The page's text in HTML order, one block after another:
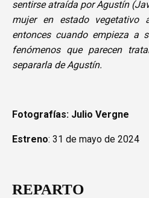
sentirse atraída por Agustín
mujer en estado
entonces cuando empieza a
fenómenos que parecen
separarla de Agustín.
Fotografías: Julio Vergne
Estreno: 31 de mayo de 2024
REPARTO